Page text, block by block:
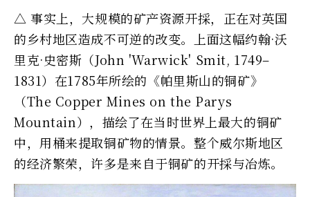
△ 事实上，大规模的矿产资源开採，正在对英国
的乡村地区造成不可逆的改变。上面这幅约翰·沃
里克·史密斯（John 'Warwick' Smit, 1749–
1831）在1785年所绘的《帕里斯山的铜矿》
（The Copper Mines on the Parys
Mountain），描绘了在当时世界上最大的铜矿
中，用桶来提取铜矿物的情景。整个威尔斯地区
的经济繁荣，许多是来自于铜矿的开採与冶炼。